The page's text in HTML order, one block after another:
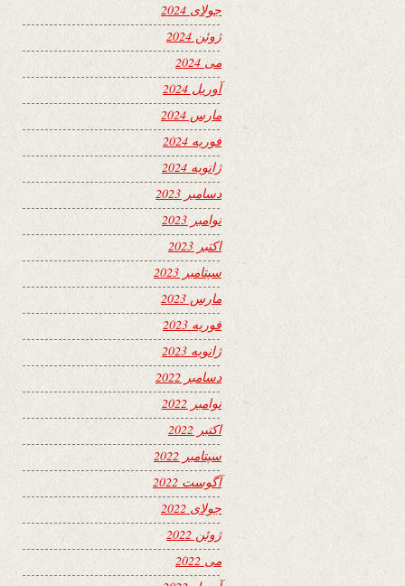
جولای 2024
ژوئن 2024
می 2024
آوریل 2024
مارس 2024
فوریه 2024
ژانویه 2024
دسامبر 2023
نوامبر 2023
اکتبر 2023
سپتامبر 2023
مارس 2023
فوریه 2023
ژانویه 2023
دسامبر 2022
نوامبر 2022
اکتبر 2022
سپتامبر 2022
آگوست 2022
جولای 2022
ژوئن 2022
می 2022